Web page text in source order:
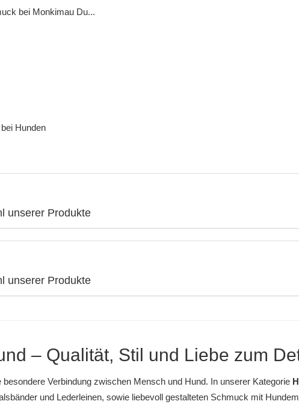
bei Monkimau Du...
Hunden
unserer Produkte
unserer Produkte
– Qualität, Stil und Liebe zum
Verbindung zwischen Mensch und Hund. In unserer Kategorie
und Lederleinen, sowie liebevoll gestalteten Schmuck mit